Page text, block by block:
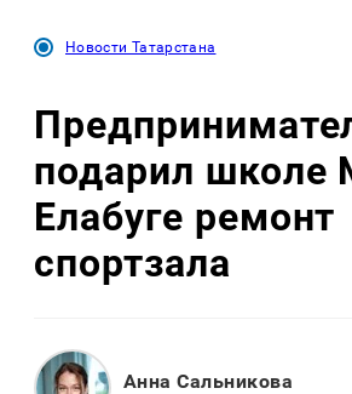
Новости Татарстана
подарил школе
Елабуге ремонт
спортзала
Анна Сальникова